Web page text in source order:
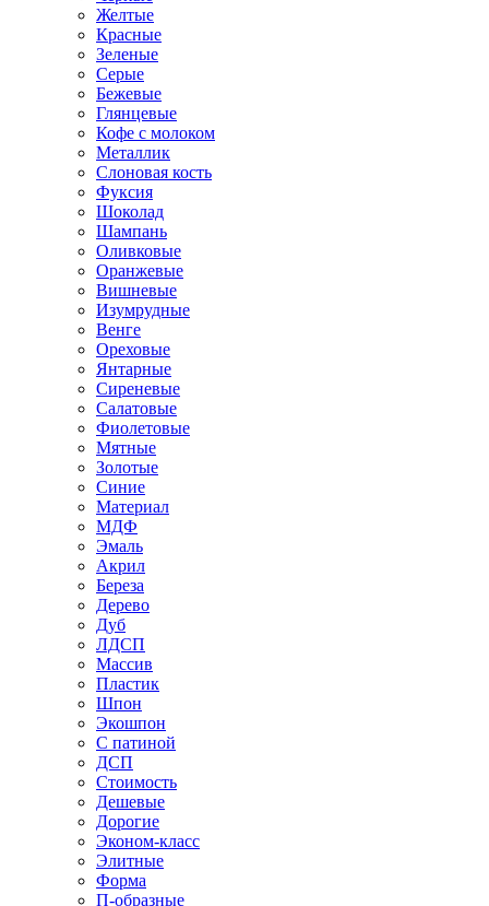
Желтые
Красные
Зеленые
Серые
Бежевые
Глянцевые
Кофе с молоком
Металлик
Слоновая кость
Фуксия
Шоколад
Шампань
Оливковые
Оранжевые
Вишневые
Изумрудные
Венге
Ореховые
Янтарные
Сиреневые
Салатовые
Фиолетовые
Мятные
Золотые
Синие
Материал
МДФ
Эмаль
Акрил
Береза
Дерево
Дуб
ЛДСП
Массив
Пластик
Шпон
Экошпон
С патиной
ДСП
Стоимость
Дешевые
Дорогие
Эконом-класс
Элитные
Форма
П-образные